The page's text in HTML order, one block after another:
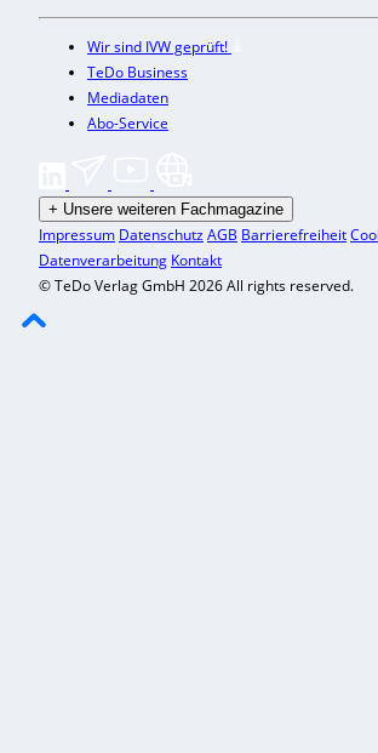
Wir sind IVW geprüft!
TeDo Business
Mediadaten
Abo-Service
+ Unsere weiteren Fachmagazine
Impressum DatenschutzAGB Barrierefreiheit
Datenverarbeitung Kontakt
© TeDo Verlag GmbH 2026 All rights reserved.